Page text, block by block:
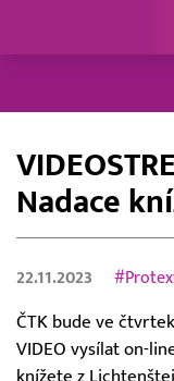
Nadace
22.11.2023
ČTK bude ve
VIDEO vysílat on-
knížete z